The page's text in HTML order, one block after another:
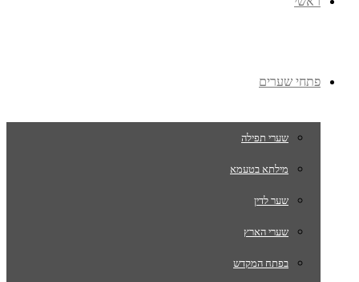
פתחי שערים
שערי תפילה
מילתא בטעמא
שער לדין
שערי הארץ
בפתח המקדש